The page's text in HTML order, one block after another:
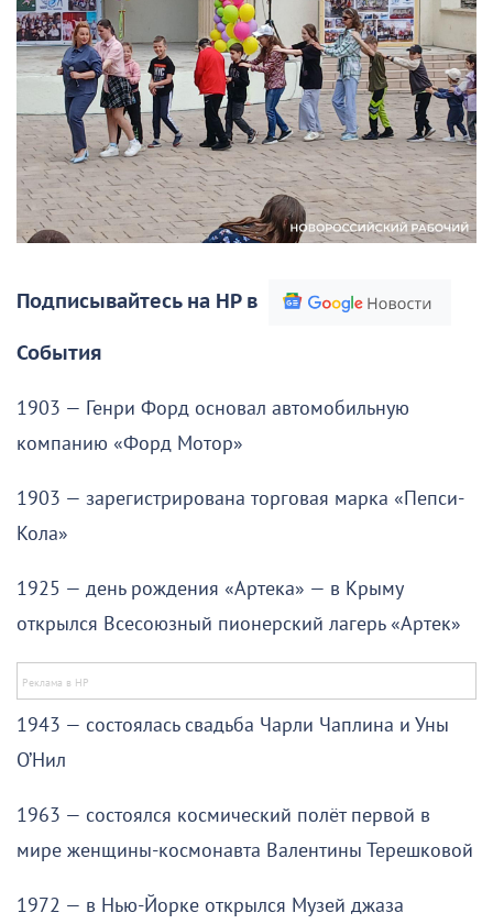
Подписывайтесь на НР в
События
1903 — Генри Форд основал автомобильную
компанию «Форд Мотор»
1903 — зарегистрирована торговая марка «Пепси-
Кола»
1925 — день рождения «Артека» — в Крыму
открылся Всесоюзный пионерский лагерь «Артек»
1943 — состоялась свадьба Чарли Чаплина и Уны
О’Нил
1963 — состоялся космический полёт первой в
мире женщины-космонавта Валентины Терешковой
1972 — в Нью-Йорке открылся Музей джаза